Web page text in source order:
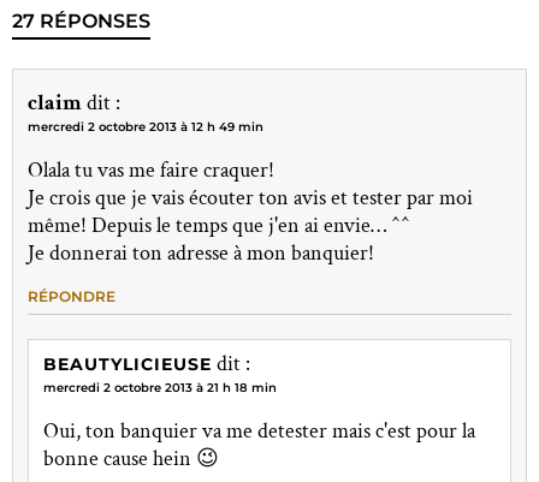
27 RÉPONSES
claimdit :
mercredi 2 octobre 2013 à 12 h 49 min
Olala tu vas me faire craquer!
Je crois que je vais écouter ton avis et tester par moi
même! Depuis le temps que j'en ai envie… ^^
Je donnerai ton adresse à mon banquier!
RÉPONDRE
BEAUTYLICIEUSE dit :
mercredi 2 octobre 2013 à 21 h 18 min
Oui, ton banquier va me detester mais c'est pour la
bonne cause hein 😉